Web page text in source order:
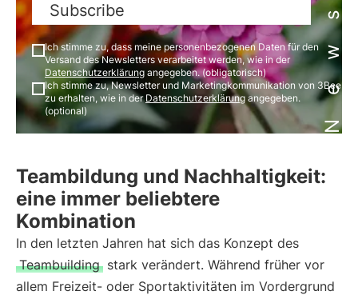
Subscribe
Ich stimme zu, dass meine personenbezogenen Daten für den
Versand des Newsletters verarbeitet werden, wie in der
Datenschutzerklärung angegeben. (obligatorisch)
Ich stimme zu, Newsletter und Marketingkommunikation von 3Bee
zu erhalten, wie in derDatenschutzerklärungangegeben.
(optional)
Teambildung und Nachhaltigkeit:
eine immer beliebtere
Kombination
In den letzten Jahren hat sich das Konzept des
Teambuilding stark verändert. Während früher vor
allem Freizeit- oder Sportaktivitäten im Vordergrund